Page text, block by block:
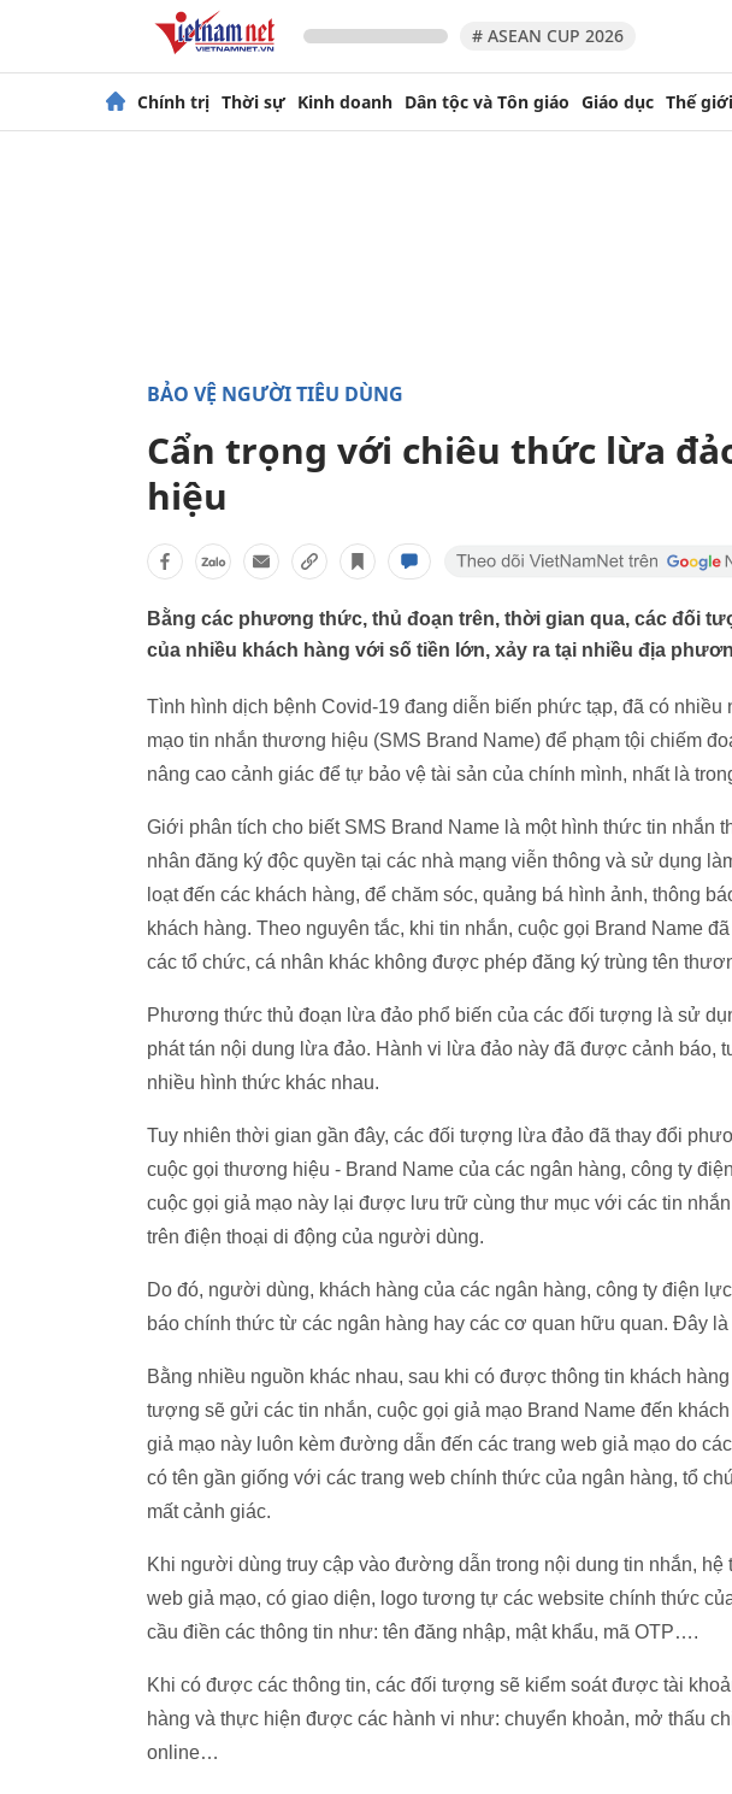
# ASEAN CUP 2026
Chính trị Thời sự Kinh doanh Dân tộc và Tôn giáo Giáo dục Thế giới
BẢO VỆ NGƯỜI TIÊU DÙNG
Cẩn trọng với chiêu thức lừa
hiệu
Bằng các phương thức, thủ đoạn trên, thời gian qua, các đối
của nhiều khách hàng với số tiền lớn, xảy ra tại nhiều địa
Tình hình dịch bệnh Covid-19 đang diễn biến phức tạp, đã có
mạo tin nhắn thương hiệu (SMS Brand Name) để phạm tội chiếm
nâng cao cảnh giác để tự bảo vệ tài sản của chính mình, nhất là
Giới phân tích cho biết SMS Brand Name là một hình thức tin nhắn
nhân đăng ký độc quyền tại các nhà mạng viễn thông và sử dụng
loạt đến các khách hàng, để chăm sóc, quảng bá hình ảnh, thông
khách hàng. Theo nguyên tắc, khi tin nhắn, cuộc gọi Brand Name
các tổ chức, cá nhân khác không được phép đăng ký trùng tên
Phương thức thủ đoạn lừa đảo phổ biến của các đối tượng là sử
phát tán nội dung lừa đảo. Hành vi lừa đảo này đã được cảnh báo,
nhiều hình thức khác nhau.
Tuy nhiên thời gian gần đây, các đối tượng lừa đảo đã thay đổi
cuộc gọi thương hiệu - Brand Name của các ngân hàng, công ty
cuộc gọi giả mạo này lại được lưu trữ cùng thư mục với các tin
trên điện thoại di động của người dùng.
Do đó, người dùng, khách hàng của các ngân hàng, công ty điện
báo chính thức từ các ngân hàng hay các cơ quan hữu quan. Đây
Bằng nhiều nguồn khác nhau, sau khi có được thông tin khách
tượng sẽ gửi các tin nhắn, cuộc gọi giả mạo Brand Name đến
giả mạo này luôn kèm đường dẫn đến các trang web giả mạo do
có tên gần giống với các trang web chính thức của ngân hàng, tổ
mất cảnh giác.
Khi người dùng truy cập vào đường dẫn trong nội dung tin nhắn, hệ
web giả mạo, có giao diện, logo tương tự các website chính thức
cầu điền các thông tin như: tên đăng nhập, mật khẩu, mã OTP….
Khi có được các thông tin, các đối tượng sẽ kiểm soát được tài
hàng và thực hiện được các hành vi như: chuyển khoản, mở thấu
online…